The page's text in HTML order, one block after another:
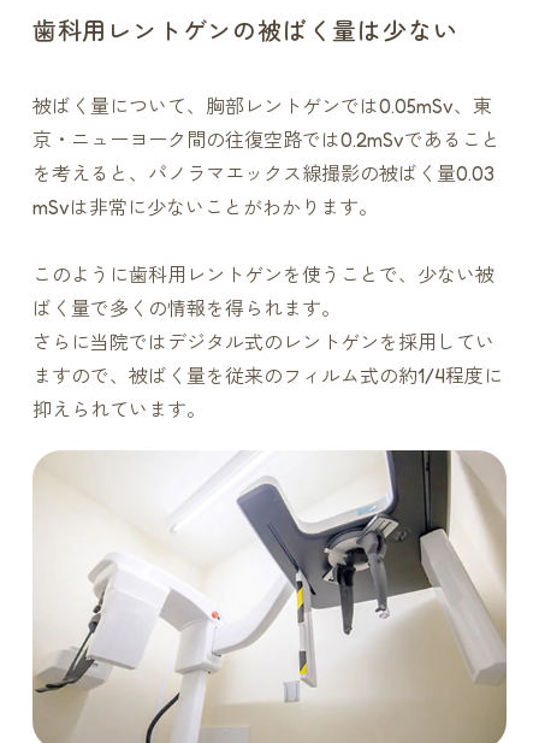
歯科用レントゲンの被ばく量は少ない
被ばく量について、胸部レントゲンでは0.05mSv、東
京・ニューヨーク間の往復空路では0.2mSvであること
を考えると、パノラマエックス線撮影の被ばく量0.03
mSvは非常に少ないことがわかります。
このように歯科用レントゲンを使うことで、少ない被
ばく量で多くの情報を得られます。
さらに当院ではデジタル式のレントゲンを採用してい
ますので、被ばく量を従来のフィルム式の約1/4程度に
抑えられています。